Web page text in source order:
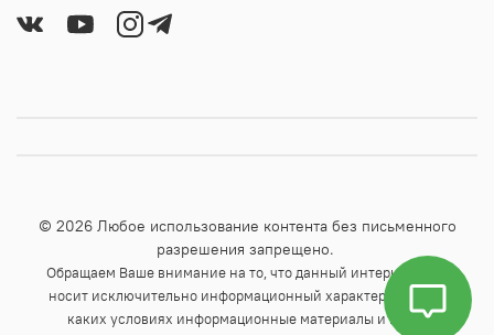
© 2026 Любое использование контента без письменного
разрешения запрещено.
Обращаем Ваше внимание на то, что данный интернет-сайт
носит исключительно информационный характер и ни при
каких условиях информационные материалы и цены,